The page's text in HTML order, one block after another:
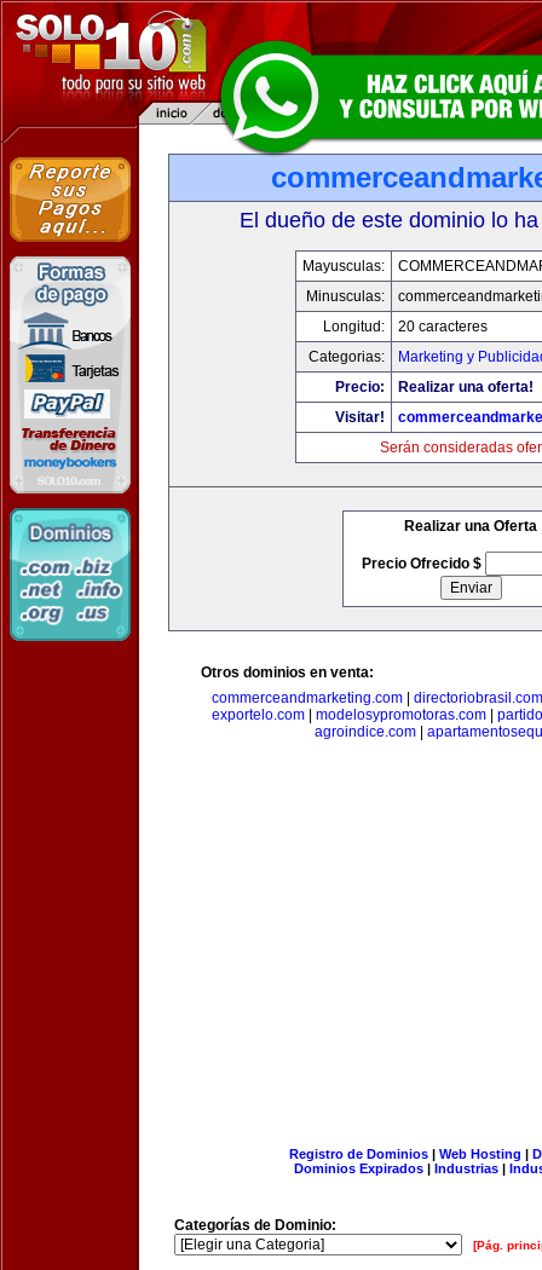
El dueño de este dominio lo
Mayusculas:
Minusculas:
Longitud:
20 caracteres
Categorias:
Marketing y
Precio:
Realizar una oferta!
Visitar!
Serán consideradas
Realizar una Oferta
Precio Ofrecido $
Otros dominios en venta:
commerceandmarketing.com| directoriobrasil.com
exportelo.com
modelosypromotoras.com
agroindice.com
Registro de Dominios| Web Hosting |
Dominios Expirados | Industrias |
Categorías de Dominio:
[Pág.